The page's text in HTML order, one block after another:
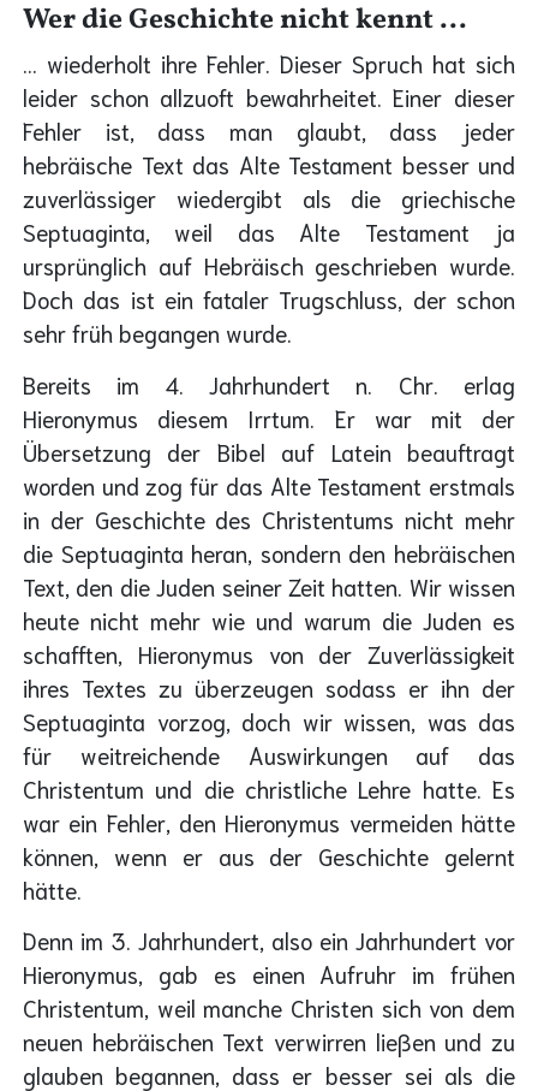
Wer die Geschichte nicht kennt ...
... wiederholt ihre Fehler. Dieser Spruch hat sich
leider schon allzuoft bewahrheitet. Einer dieser
Fehler ist, dass man glaubt, dass jeder
hebräische Text das Alte Testament besser und
zuverlässiger wiedergibt als die griechische
Septuaginta, weil das Alte Testament ja
ursprünglich auf Hebräisch geschrieben wurde.
Doch das ist ein fataler Trugschluss, der schon
sehr früh begangen wurde.
Bereits im 4. Jahrhundert n. Chr. erlag
Hieronymus diesem Irrtum. Er war mit der
Übersetzung der Bibel auf Latein beauftragt
worden und zog für das Alte Testament erstmals
in der Geschichte des Christentums nicht mehr
die Septuaginta heran, sondern den hebräischen
Text, den die Juden seiner Zeit hatten. Wir wissen
heute nicht mehr wie und warum die Juden es
schafften, Hieronymus von der Zuverlässigkeit
ihres Textes zu überzeugen sodass er ihn der
Septuaginta vorzog, doch wir wissen, was das
für weitreichende Auswirkungen auf das
Christentum und die christliche Lehre hatte. Es
war ein Fehler, den Hieronymus vermeiden hätte
können, wenn er aus der Geschichte gelernt
hätte.
Denn im 3. Jahrhundert, also ein Jahrhundert vor
Hieronymus, gab es einen Aufruhr im frühen
Christentum, weil manche Christen sich von dem
neuen hebräischen Text verwirren ließen und zu
glauben begannen, dass er besser sei als die